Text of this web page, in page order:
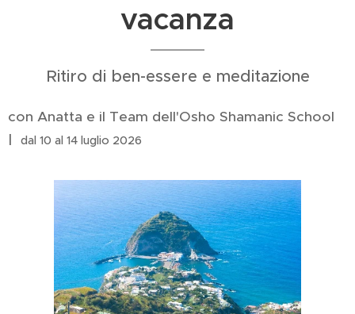
vacanza
Ritiro di ben-essere e meditazione
con Anatta e il Team dell'Osho Shamanic School
|
dal 10 al 14 luglio 2026